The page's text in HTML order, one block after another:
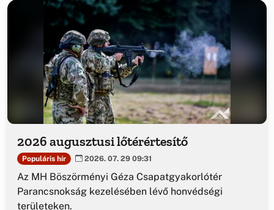
2026 augusztusi lőtérértesítő
Populáris hír 2026. 07. 29 09:31
Az MH Böszörményi Géza Csapatgyakorlótér
Parancsnokság kezelésében lévő honvédségi
területeken.